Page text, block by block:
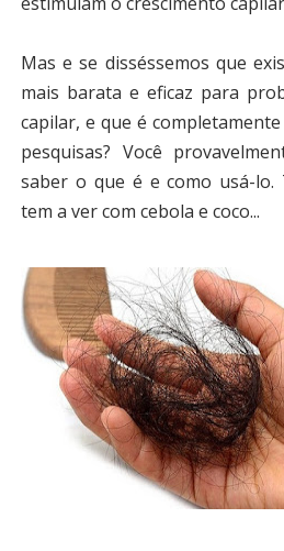
Mas e se disséssemos que
mais barata e eficaz para
capilar, e que é
pesquisas? Você
saber o que é e como usá-lo.
tem a ver com cebola e coco...